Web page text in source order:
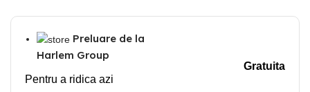
Preluare de la
Harlem Group
Pentru a ridica azi
Gratuita